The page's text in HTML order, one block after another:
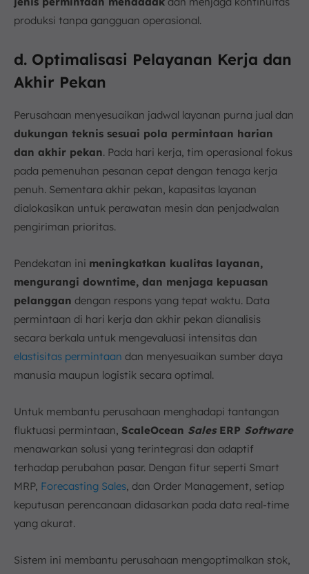
produksi tanpa gangguan operasional.
d. Optimalisasi Pelayanan Kerja dan
Akhir Pekan
Perusahaan menyesuaikan jadwal layanan purna jual dan
dukungan teknis sesuai pola permintaan harian
dan akhir pekan. Pada hari kerja, tim operasional fokus
pada pemenuhan pesanan cepat dengan tenaga kerja
penuh. Sementara akhir pekan, kapasitas layanan
dialokasikan untuk perawatan mesin dan penjadwalan
pengiriman prioritas.
Pendekatan ini meningkatkan kualitas layanan,
mengurangi downtime, dan menjaga kepuasan
pelanggan dengan respons yang tepat waktu. Data
permintaan di hari kerja dan akhir pekan dianalisis
secara berkala untuk mengevaluasi intensitas dan
elastisitas permintaan dan menyesuaikan sumber daya
manusia maupun logistik secara optimal.
Untuk membantu perusahaan menghadapi tantangan
fluktuasi permintaan, ScaleOcean Sales ERP Software
menawarkan solusi yang terintegrasi dan adaptif
terhadap perubahan pasar. Dengan fitur seperti Smart
MRP, Forecasting Sales, dan Order Management, setiap
keputusan perencanaan didasarkan pada data real-time
yang akurat.
Sistem ini membantu perusahaan mengoptimalkan stok,